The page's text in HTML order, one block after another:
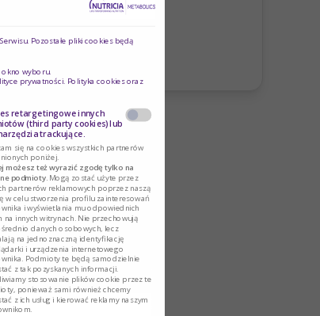
Pozostałe pliki cookies będą
wyboru.
prywatności. Polityka cookies oraz
retargetingowe innych
(third party cookies) lub
trackujące.
się na cookies wszystkich partnerów
poniżej.
możesz też wyrazić zgodę tylko na
podmioty. Mogą zostać użyte przez
partnerów reklamowych poprzez naszą
w celu stworzenia profilu zainteresowań
i wyświetlania mu odpowiednich
na innych witrynach. Nie przechowują
danych osobowych, lecz
na jednoznaczną identyfikację
i urządzenia internetowego
Podmioty te będą samodzielnie
z tak pozyskanych informacji.
stosowanie plików cookie przez te
ponieważ sami również chcemy
z ich usług i kierować reklamy naszym